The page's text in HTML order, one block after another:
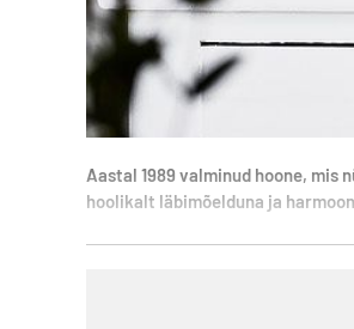
Aastal 1989 valminud hoone,
hoolikalt läbimõelduna ja